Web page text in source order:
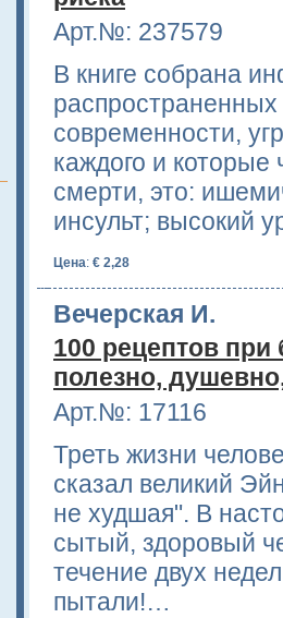
Арт.№: 237579
В книге собрана
современности,
каждого и которые
смерти, это:
инсульт; высокий
Цена: € 2,28
Вечерская И.
100 рецептов при
полезно,
Арт.№: 17116
Треть жизни
сказал великий
не худшая". В
сытый, здоровый
течение двух
пытали!…